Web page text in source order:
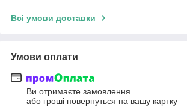
Всі умови доставки
Умови оплати
Ви отримаєте замовлення
або гроші повернуться на вашу картку